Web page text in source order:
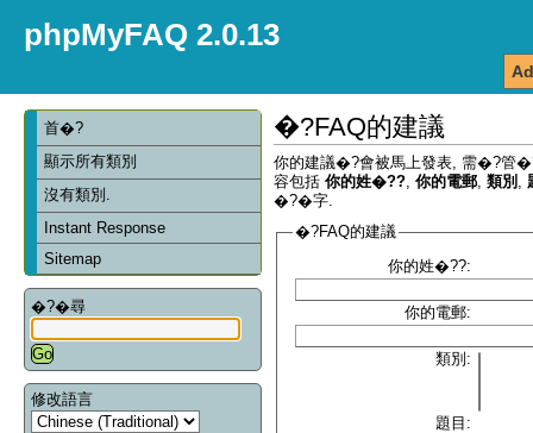
phpMyFAQ 2.0.13
首�?
顯示所有類別
沒有類別.
Instant Response
Sitemap
�?�尋
修改語言
�?FAQ的建議
你的建議�?會被馬上發表, 需�?管
容包括 你的姓�?? 你的電郵 類別
�?�字.
�?FAQ的建議
你的姓�??:
你的電郵:
類別:
題目: